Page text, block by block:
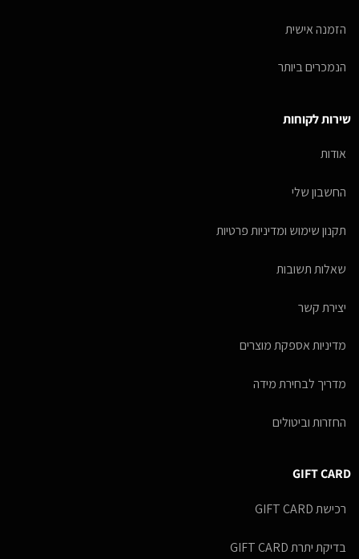
הזמנה אישית
הנמכרים ביותר
שירות לקוחות
אודות
החשבון שלי
תקנון שימוש ומדיניות פרטיות
שאלות תשובות
יצירת קשר
מדיניות אספקת מוצרים
מדריך לבחירת מידה
החזרות וביטולים
GIFT CARD
רכישת GIFT CARD
בדיקת יתרת GIFT CARD